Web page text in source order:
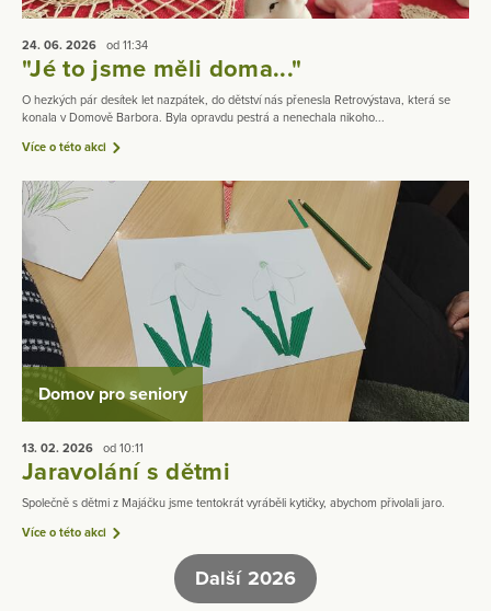
24. 06. 2026 od 11:34
"Jé to jsme měli doma..."
O hezkých pár desítek let nazpátek, do dětství nás přenesla Retrovýstava, která se
konala v Domově Barbora. Byla opravdu pestrá a nenechala nikoho...
Více o této akci
Domov pro seniory
13. 02. 2026 od 10:11
Jaravolání s dětmi
Společně s dětmi z Majáčku jsme tentokrát vyráběli kytičky, abychom přivolali jaro.
Více o této akci
Další 2026